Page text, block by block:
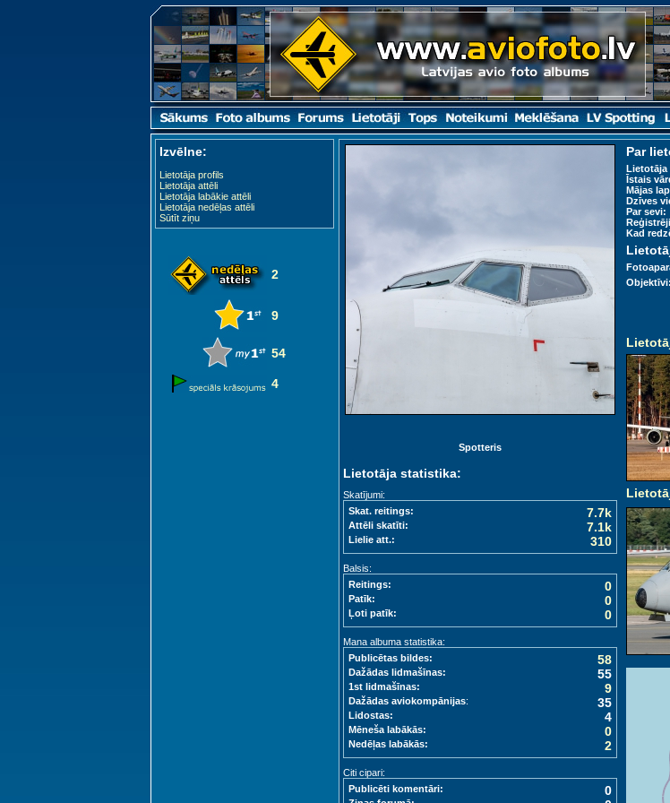
Izvēlne:
Lietotāja profils
Lietotāja attēli
Lietotāja labākie attēli
Lietotāja nedēļas attēli
Sūtīt ziņu
2
9
54
4
Par
Lietotāja
Īstais
Mājas
Dzīves
Par sevi:
Kad
Objektīvi:
Spotteris
Lietotāja statistika:
Skatījumi:
Skat. reitings:
7.7k
Attēli skatīti: 7.1k
Lielie att.: 310
Balsis:
Reitings:
0
Patīk: 0
Ļoti patīk: 0
Mana albuma statistika:
Publicētas bildes:
58
Dažādas lidmašīnas: 55
1st lidmašīnas: 9
Dažādas aviokompānijas: 35
Lidostas: 4
Mēneša labākās: 0
Nedēļas labākās: 2
Citi cipari:
Publicēti komentāri:
0